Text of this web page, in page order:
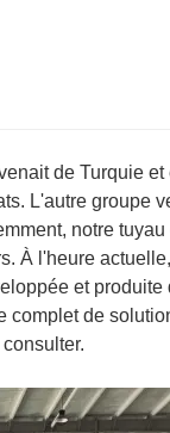
de Turquie
L'autre groupe
notre
À l'heure
et
de